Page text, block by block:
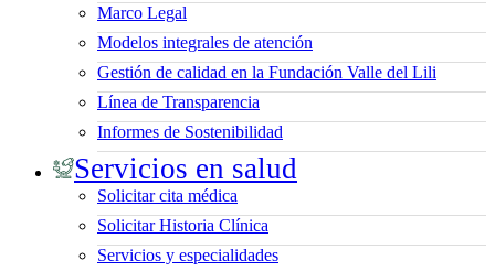
Marco Legal
Modelos integrales de atención
Gestión de calidad en la Fundación Valle del Lili
Línea de Transparencia
Informes de Sostenibilidad
Servicios en salud
Solicitar cita médica
Solicitar Historia Clínica
Servicios y especialidades